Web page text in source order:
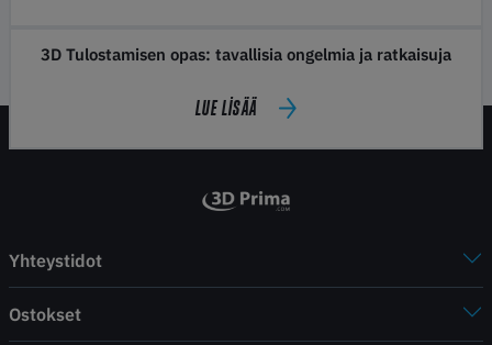
3D Tulostamisen opas: tavallisia ongelmia ja ratkaisuja
LUE LISÄÄ
Yhteystidot
Ostokset